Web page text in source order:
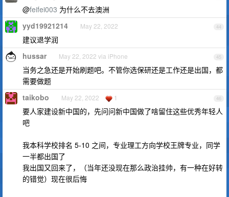
@feifei003 为什么不去澳洲
44
yyd19921214 May 22, 2022
建议退学润
45
hussar May 22, 2022 via iPhone
当务之急还是开始刷题吧。不管你选保研还是工作还是出国，都
需要做题
46
taikobo May 22, 2022 1
要人家建设新中国的，先问问新中国做了啥留住这些优秀年轻人
吧
我本科学校排名 5-10 之间，专业理工方向学校王牌专业，同学
一半都出国了
我出国又回来了，（当年还没现在那么政治挂帅，有一种在好转
的错觉）现在很后悔